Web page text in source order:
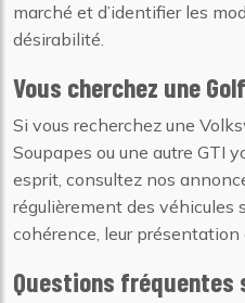
marché et d’identifier les
désirabilité.
Vous cherchez une
Si vous recherchez une
Soupapes ou une autre GTI
esprit, consultez nos
régulièrement des véhicules
cohérence, leur
Questions fréquentes